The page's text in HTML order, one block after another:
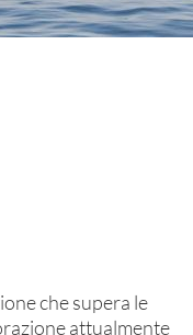
che supera le
attualmente